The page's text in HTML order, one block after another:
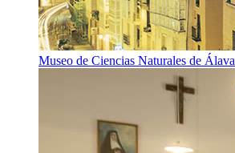
Museo de Ciencias Naturales de Álava